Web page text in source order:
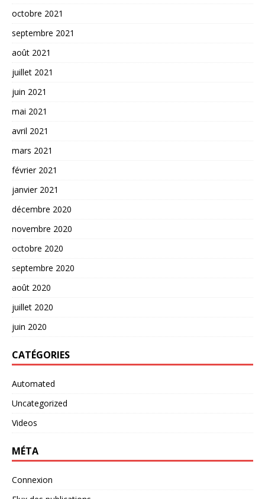
octobre 2021
septembre 2021
août 2021
juillet 2021
juin 2021
mai 2021
avril 2021
mars 2021
février 2021
janvier 2021
décembre 2020
novembre 2020
octobre 2020
septembre 2020
août 2020
juillet 2020
juin 2020
CATÉGORIES
Automated
Uncategorized
Videos
MÉTA
Connexion